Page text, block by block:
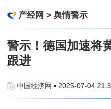
产经网 > 舆情警示
警示！德国加速将
跟进
中国经济网 ▪ 2025-07-04